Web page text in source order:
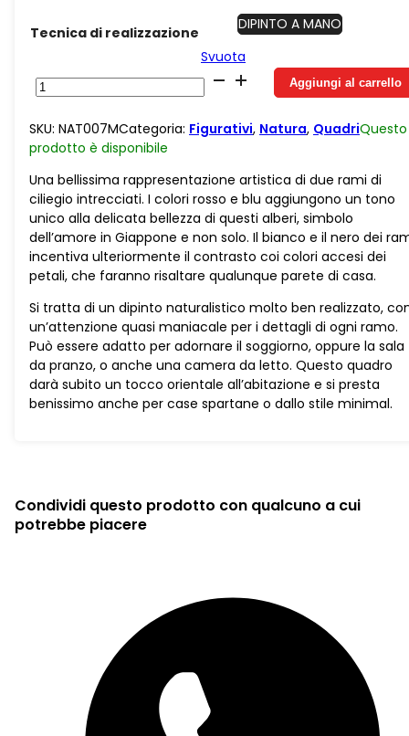
Tecnica di realizzazione
DIPINTO A MANO
Svuota
Rami
Ciliegio
e
Blu
quantità
Aggiungi al carrello
SKU: NAT007MCategoria: Figurativi, Natura, QuadriQuesto
prodotto è disponibile
Una bellissima rappresentazione artistica di due rami di
ciliegio intrecciati. I colori rosso e blu aggiungono un tono
unico alla delicata bellezza di questi alberi, simbolo
dell’amore in Giappone e non solo. Il bianco e il nero dei
incentiva ulteriormente il contrasto coi colori accesi dei
petali, che faranno risaltare qualunque parete di casa.
Si tratta di un dipinto naturalistico molto ben realizzato,
un’attenzione quasi maniacale per i dettagli di ogni ramo.
Può essere adatto per adornare il soggiorno, oppure la sala
da pranzo, o anche una camera da letto. Questo quadro
darà subito un tocco orientale all’abitazione e si presta
benissimo anche per case spartane o dallo stile minimal.
Condividi questo prodotto con qualcuno a cui
potrebbe piacere